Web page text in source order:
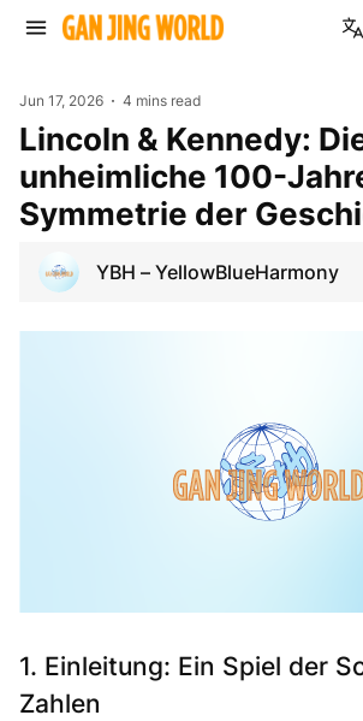
Jun 17, 2026 4 mins read
Lincoln & Kennedy: Die
unheimliche 100-
Symmetrie der
YBH – YellowBlueHarmony
1. Einleitung: Ein Spiel der
Zahlen